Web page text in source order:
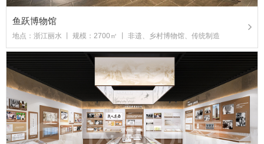
鱼跃博物馆
地点：浙江丽水 丨 规模：2700㎡ 丨 非遗、乡村博物馆、传统制造